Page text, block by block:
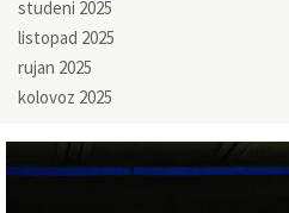
studeni 2025
listopad 2025
rujan 2025
kolovoz 2025